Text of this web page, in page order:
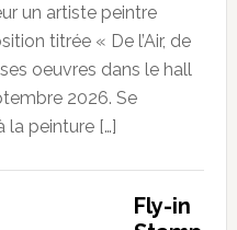
un artiste peintre
titrée « De l’Air, de
oeuvres dans le hall
2026. Se
la peinture […]
Fly-in